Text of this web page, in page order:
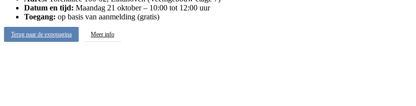
Datum en tijd: Maandag 21 oktober – 10:00 tot 12:00 uur
Toegang: op basis van aanmelding (gratis)
Terug naar de expopagina Meer info